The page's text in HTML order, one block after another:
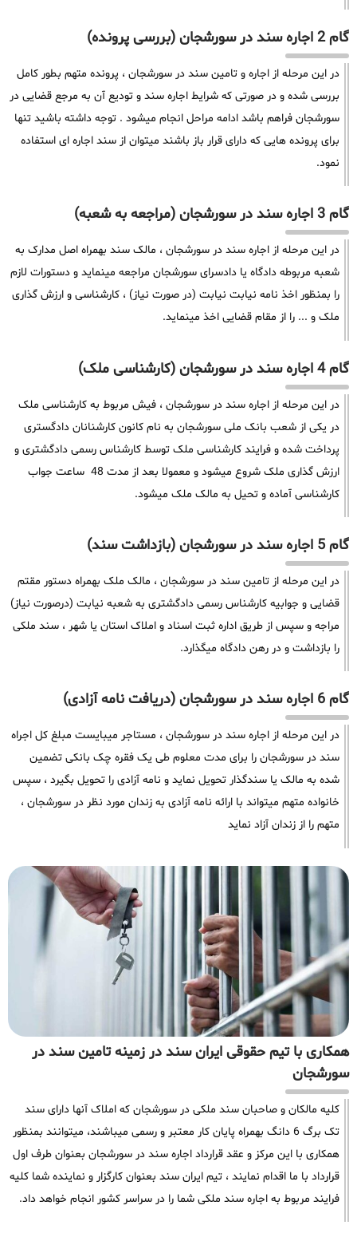
گام 2 اجاره سند در سورشجان (بررسی پرونده)
در این مرحله از اجاره و تامین سند در سورشجان ، پرونده متهم بطور کامل
بررسی شده و در صورتی که شرایط اجاره سند و تودیع آن به مرجع قضایی در
سورشجان فراهم باشد ادامه مراحل انجام میشود . توجه داشته باشید تنها
برای پرونده هایی که دارای قرار باز باشند میتوان از سند اجاره ای استفاده
نمود.
گام 3 اجاره سند در سورشجان (مراجعه به شعبه)
در این مرحله از اجاره سند در سورشجان ، مالک سند بهمراه اصل مدارک به
شعبه مربوطه دادگاه یا دادسرای سورشجان مراجعه مینماید و دستورات لازم
را بمنظور اخذ نامه نیابت نیابت (در صورت نیاز) ، کارشناسی و ارزش گذاری
ملک و ... را از مقام قضایی اخذ مینماید.
گام 4 اجاره سند در سورشجان (کارشناسی ملک)
در این مرحله از اجاره سند در سورشجان ، فیش مربوط به کارشناسی ملک
در یکی از شعب بانک ملی سورشجان به نام کانون کارشنانان دادگستری
پرداخت شده و فرایند کارشناسی ملک توسط کارشناس رسمی دادگشتری و
ارزش گذاری ملک شروع میشود و معمولا بعد از مدت 48 ساعت جواب
کارشناسی آماده و تحیل به مالک ملک میشود.
گام 5 اجاره سند در سورشجان (بازداشت سند)
در این مرحله از تامین سند در سورشجان ، مالک ملک بهمراه دستور مقتم
قضایی و جوابیه کارشناس رسمی دادگشتری به شعبه نیابت (درصورت نیاز)
مراجه و سپس از طریق اداره ثبت اسناد و املاک استان یا شهر ، سند ملکی
را بازداشت و در رهن دادگاه میگذارد.
گام 6 اجاره سند در سورشجان (دریافت نامه آزادی)
در این مرحله از اجاره سند در سورشجان ، مستاجر میبایست مبلغ کل اجراه
سند در سورشجان را برای مدت معلوم طی یک فقره چک بانکی تضمین
شده به مالک یا سندگذار تحویل نماید و نامه آزادی را تحویل بگیرد ، سپس
خانواده متهم میتواند با ارائه نامه آزادی به زندان مورد نظر در سورشجان ،
متهم را از زندان آزاد نماید
همکاری با تیم حقوقی ایران سند در زمینه تامین سند در
سورشجان
کلیه مالکان و صاحبان سند ملکی در سورشجان که املاک آنها دارای سند
تک برگ 6 دانگ بهمراه پایان کار معتبر و رسمی میباشند، میتوانند بمنظور
همکاری با این مرکز و عقد قرارداد اجاره سند در سورشجان بعنوان طرف اول
قرارداد با ما اقدام نمایند ، تیم ایران سند بعنوان کارگزار و نماینده شما کلیه
فرایند مربوط به اجاره سند ملکی شما را در سراسر کشور انجام خواهد داد.